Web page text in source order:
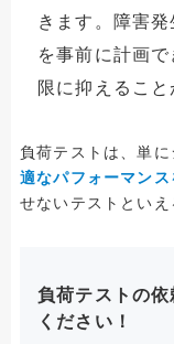
きます。障害
を事前に計画
限に抑えること
負荷テストは、単
適なパフォーマン
せないテストといえ
負荷テストの依
ください！